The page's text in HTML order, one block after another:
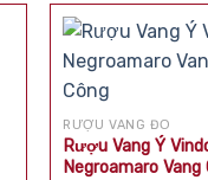
RƯỢU VANG ĐỎ
Rượu Vang Ý
Negroamaro Vang